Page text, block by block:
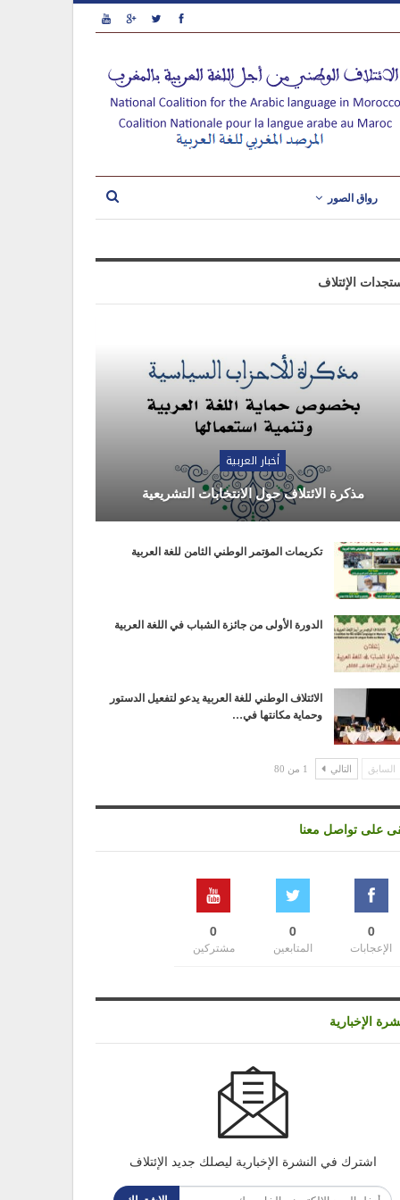
رواق الصور
الإئتلاف
أخبار العربية
مذكرة الائتلاف حول الانتخابات التشريعية
تكريمات المؤتمر الوطني الثامن للغة العربية
الدورة الأولى من جائزة الشباب في اللغة العربية
الائتلاف الوطني للغة العربية يدعو لتفعيل الدستور
وحماية مكانتها في…
السابق التالي 1 من 80
على تواصل معنا
0
الإعجابات
0
المتابعين
0
مشتركين
الإخبارية
اشترك في النشرة الإخبارية ليصلك جديد الإئتلاف